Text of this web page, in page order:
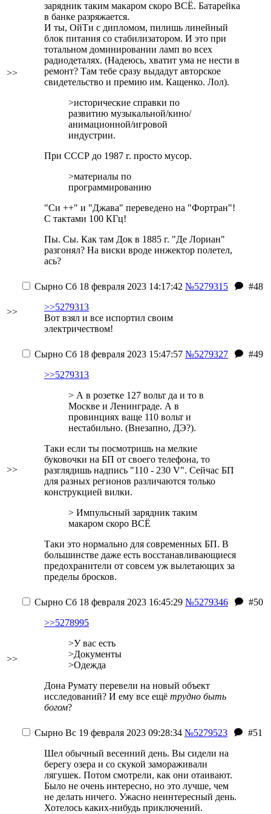
>>
зарядник таким макаром скоро ВСЁ. Батарейка
в банке разряжается.
И ты, ОйТи с дипломом, пилишь линейный
блок питания со стабилизатором. И это при
тотальном доминировании ламп во всех
радиодеталях. (Надеюсь, хватит ума не нести в
ремонт? Там тебе сразу выдадут авторское
свидетельство и премию им. Кащенко. Лол).
>исторические справки по
развитию музыкальной/кино/
анимационной/игровой
индустрии.
При СССР до 1987 г. просто мусор.
>материалы по
программированию
"Си ++" и "Джава" переведено на "Фортран"!
С тактами 100 КГц!
Пы. Сы. Как там Док в 1885 г. "Де Лориан"
разгонял? На виски вроде инжектор полетел,
ась?
>>
Сырно Сб 18 февраля 2023 14:17:42 №5279315
#48
>>5279313
Вот взял и все испортил своим
электричеством!
>>
Сырно Сб 18 февраля 2023 15:47:57 №5279327
#49
>>5279313
> А в розетке 127 вольт да и то в
Москве и Ленинграде. А в
провинциях ваще 110 вольт и
нестабильно. (Внезапно, ДЭ?).
Таки если ты посмотришь на мелкие
буковочки на БП от своего телефона, то
разглядишь надпись "110 - 230 V". Сейчас БП
для разных регионов различаются только
конструкцией вилки.
> Импульсный зарядник таким
макаром скоро ВСЁ
Таки это нормально для современных БП. В
большинстве даже есть восстанавливающиеся
предохранители от совсем уж вылетающих за
пределы бросков.
>>
Сырно Сб 18 февраля 2023 16:45:29 №5279346
#50
>>5278995
>У вас есть
>Документы
>Одежда
Дона Румату перевели на новый объект
исследований? И ему все ещё трудно быть
богом?
Сырно Вс 19 февраля 2023 09:28:34 №5279523
#51
Шел обычный весенний день. Вы сидели на
берегу озера и со скукой замораживали
лягушек. Потом смотрели, как они отаивают.
Было не очень интересно, но это лучше, чем
не делать ничего. Ужасно неинтересный день.
Хотелось каких-нибудь приключений.